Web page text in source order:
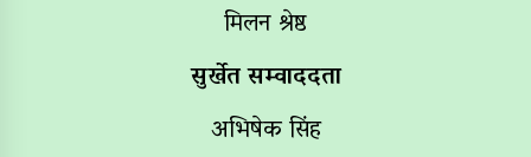
मिलन श्रेष्ठ
सुर्खेत सम्वाददता
अभिषेक सिंह